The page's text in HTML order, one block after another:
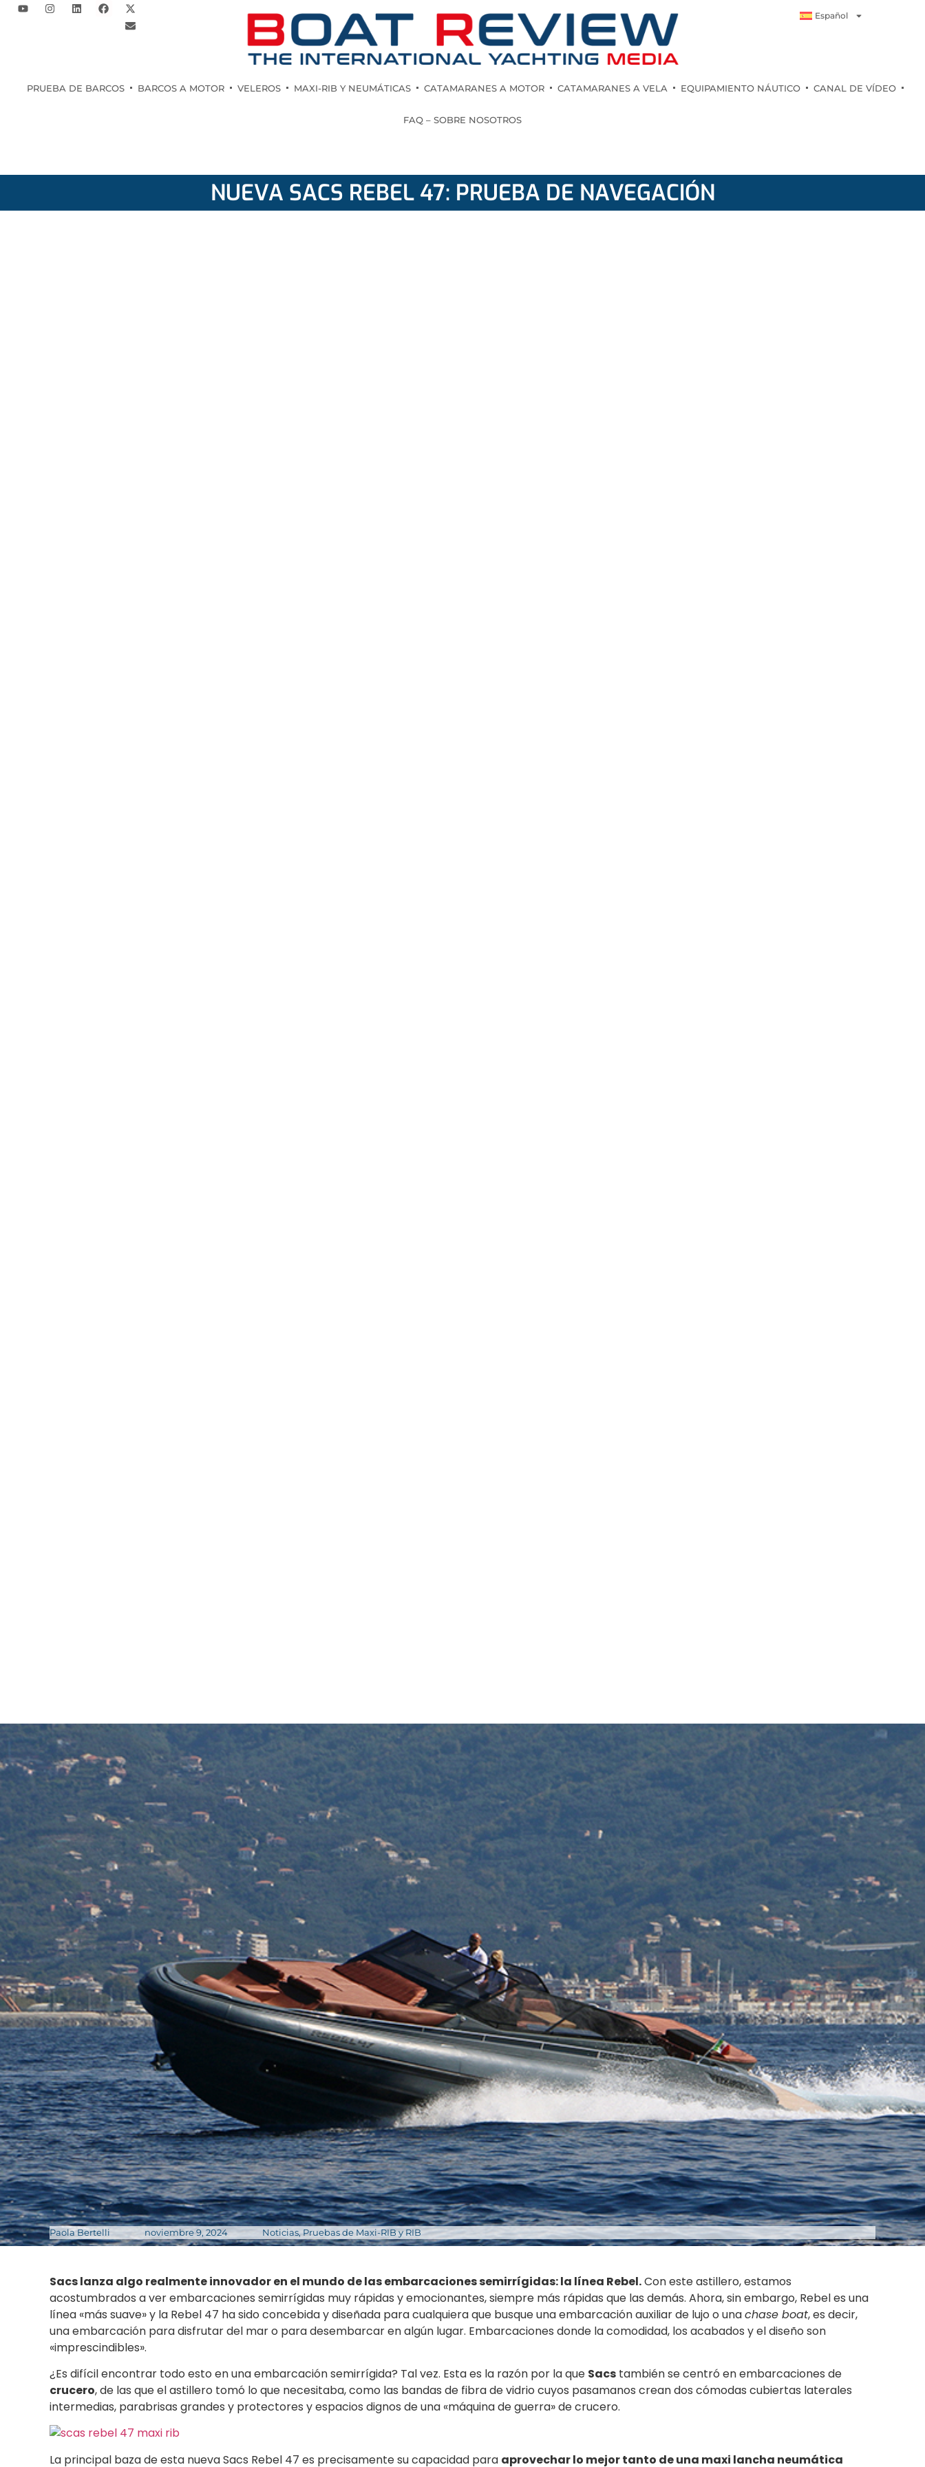
Español
PRUEBA DE BARCOS BARCOS A MOTOR VELEROS MAXI-RIB Y NEUMÁTICAS CATAMARANES A MOTOR CATAMARANES A VELA EQUIPAMIENTO NÁUTICO CANAL DE VÍDEO
FAQ – SOBRE NOSOTROS
NUEVA SACS REBEL 47: PRUEBA DE NAVEGACIÓN
Paola Bertelli noviembre 9, 2024 Noticias,Pruebas de Maxi-RIB y RIB
Sacs lanza algo realmente innovador en el mundo de las embarcaciones semirrígidas: la línea Rebel.Con este astillero, estamos
acostumbrados a ver embarcaciones semirrígidas muy rápidas y emocionantes, siempre más rápidas que las demás. Ahora, sin embargo, Rebel es una
línea «más suave» y la Rebel 47 ha sido concebida y diseñada para cualquiera que busque una embarcación auxiliar de lujo o unachase boat, es decir,
una embarcación para disfrutar del mar o para desembarcar en algún lugar. Embarcaciones donde la comodidad, los acabados y el diseño son
«imprescindibles».
¿Es difícil encontrar todo esto en una embarcación semirrígida? Tal vez. Esta es la razón por la que Sacs también se centró en embarcaciones de
crucero, de las que el astillero tomó lo que necesitaba, como las bandas de fibra de vidrio cuyos pasamanos crean dos cómodas cubiertas laterales
intermedias, parabrisas grandes y protectores y espacios dignos de una «máquina de guerra» de crucero.
La principal baza de esta nueva Sacs Rebel 47 es precisamente su capacidad para aprovechar lo mejor tanto de una maxi lancha neumática